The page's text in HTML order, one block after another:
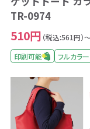
TR-0974
510円 （税込:561円）
印刷可能
フルカラ